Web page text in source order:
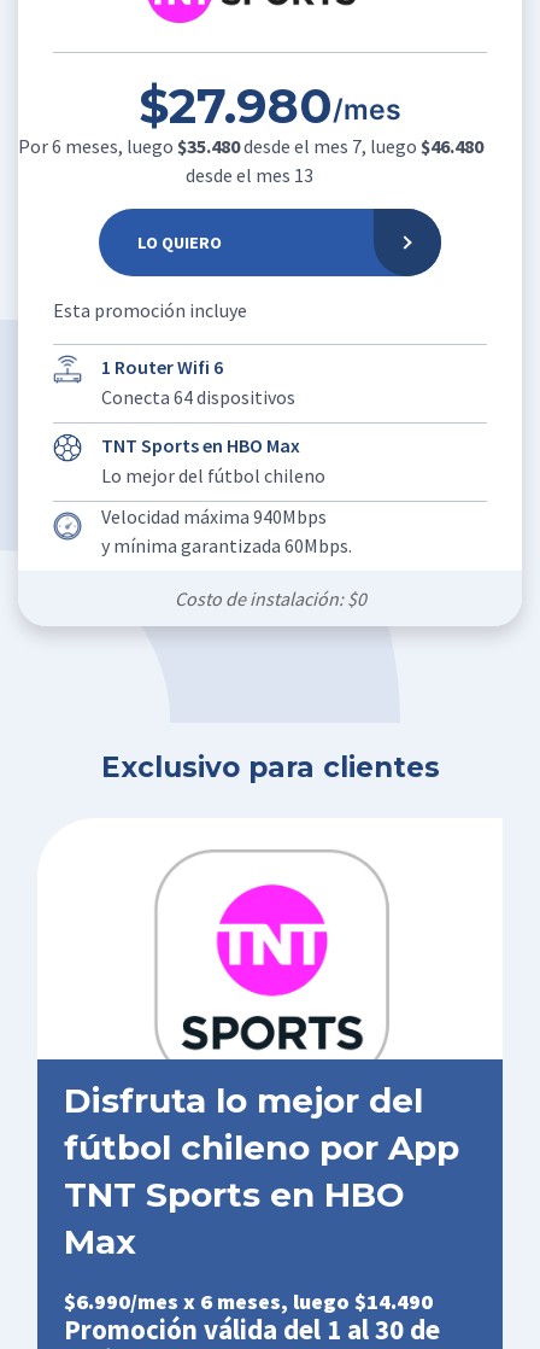
$27.980/mes
Por 6 meses, luego $35.480desde el mes 7, luego $46.480
desde el mes 13
LO QUIERO
Esta promoción incluye
1 Router Wifi 6
Conecta 64 dispositivos
TNT Sports en HBO Max
Lo mejor del fútbol chileno
Velocidad máxima 940Mbps
y mínima garantizada 60Mbps.
Costo de instalación: $0
Exclusivo para clientes
Disfruta lo mejor del
fútbol chileno por App
TNT Sports en HBO
Max​
$6.990/mes x 6 meses, luego $14.490
Promoción válida del 1 al 30 de